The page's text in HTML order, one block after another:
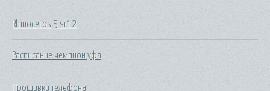
Rhinoceros 5 sr12
Расписание чемпион уфа
Прошивки телефона